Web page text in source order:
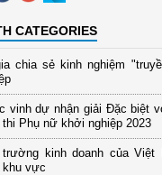
CATEGORIES
chia sẻ kinh nghiệm
vinh dự nhận giải Đặc biệt
Phụ nữ khởi nghiệp 2023
kinh doanh của Việt
khu vực